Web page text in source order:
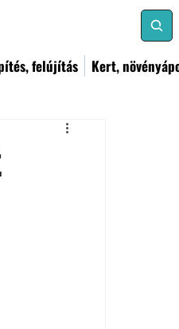
felújítás Kert,